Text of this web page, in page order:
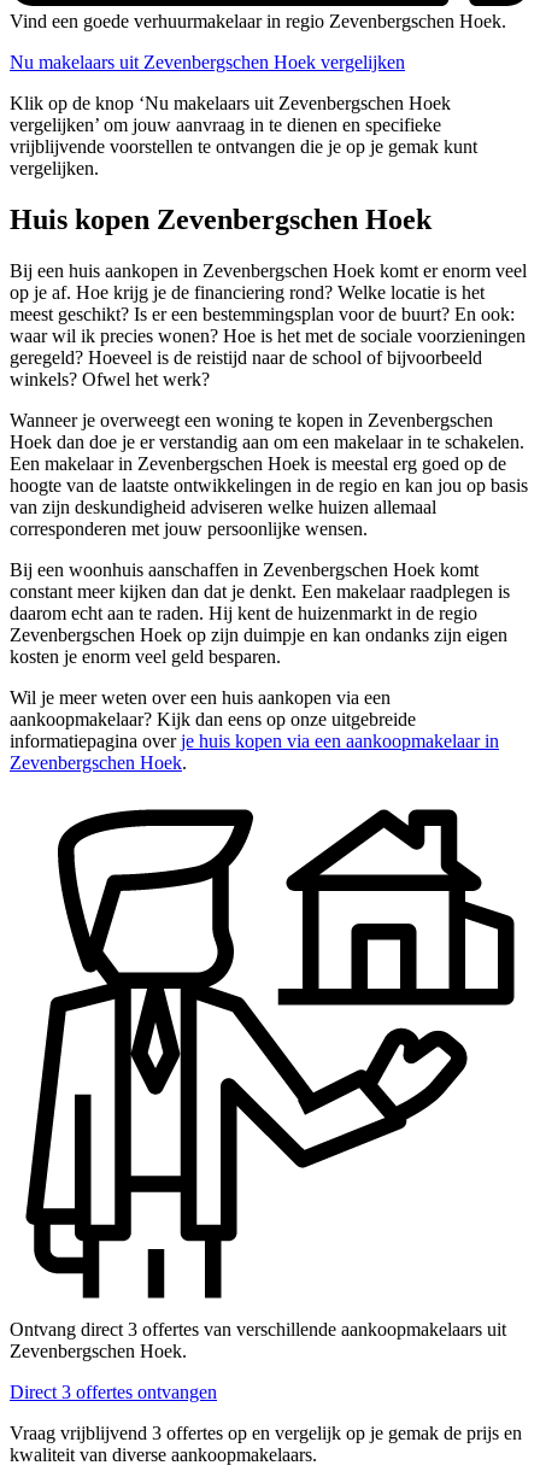
Vind een goede verhuurmakelaar in regio Zevenbergschen Hoek.
Nu makelaars uit Zevenbergschen Hoek vergelijken
Klik op de knop ‘Nu makelaars uit Zevenbergschen Hoek
vergelijken’ om jouw aanvraag in te dienen en specifieke
vrijblijvende voorstellen te ontvangen die je op je gemak kunt
vergelijken.
Huis kopen Zevenbergschen Hoek
Bij een huis aankopen in Zevenbergschen Hoek komt er enorm veel
op je af. Hoe krijg je de financiering rond? Welke locatie is het
meest geschikt? Is er een bestemmingsplan voor de buurt? En ook:
waar wil ik precies wonen? Hoe is het met de sociale voorzieningen
geregeld? Hoeveel is de reistijd naar de school of bijvoorbeeld
winkels? Ofwel het werk?
Wanneer je overweegt een woning te kopen in Zevenbergschen
Hoek dan doe je er verstandig aan om een makelaar in te schakelen.
Een makelaar in Zevenbergschen Hoek is meestal erg goed op de
hoogte van de laatste ontwikkelingen in de regio en kan jou op basis
van zijn deskundigheid adviseren welke huizen allemaal
corresponderen met jouw persoonlijke wensen.
Bij een woonhuis aanschaffen in Zevenbergschen Hoek komt
constant meer kijken dan dat je denkt. Een makelaar raadplegen is
daarom echt aan te raden. Hij kent de huizenmarkt in de regio
Zevenbergschen Hoek op zijn duimpje en kan ondanks zijn eigen
kosten je enorm veel geld besparen.
Wil je meer weten over een huis aankopen via een
aankoopmakelaar? Kijk dan eens op onze uitgebreide
informatiepagina overje huis kopen via een aankoopmakelaar in
Zevenbergschen Hoek.
Ontvang direct 3 offertes van verschillende aankoopmakelaars uit
Zevenbergschen Hoek.
Direct 3 offertes ontvangen
Vraag vrijblijvend 3 offertes op en vergelijk op je gemak de prijs en
kwaliteit van diverse aankoopmakelaars.